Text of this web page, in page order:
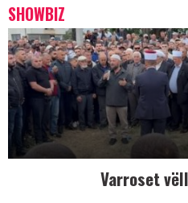
SHOWBIZ
Varroset